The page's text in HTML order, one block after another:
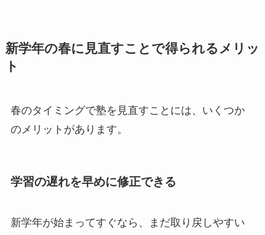
新学年の春に見直すことで得られるメリッ
ト
春のタイミングで塾を見直すことには、いくつか
のメリットがあります。
学習の遅れを早めに修正できる
新学年が始まってすぐなら、まだ取り戻しやすい